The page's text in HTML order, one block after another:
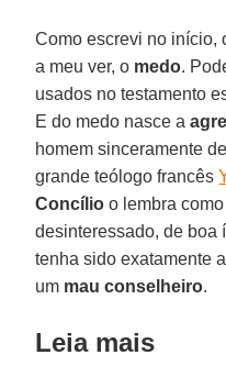
Como escrevi no início,
a meu ver, o medo.
usados no testamento
E do medo nasce a
homem sinceramente
grande teólogo francês
Concílio o lembra
desinteressado, de boa
tenha sido exatamente
um mau conselheiro.
Leia mais